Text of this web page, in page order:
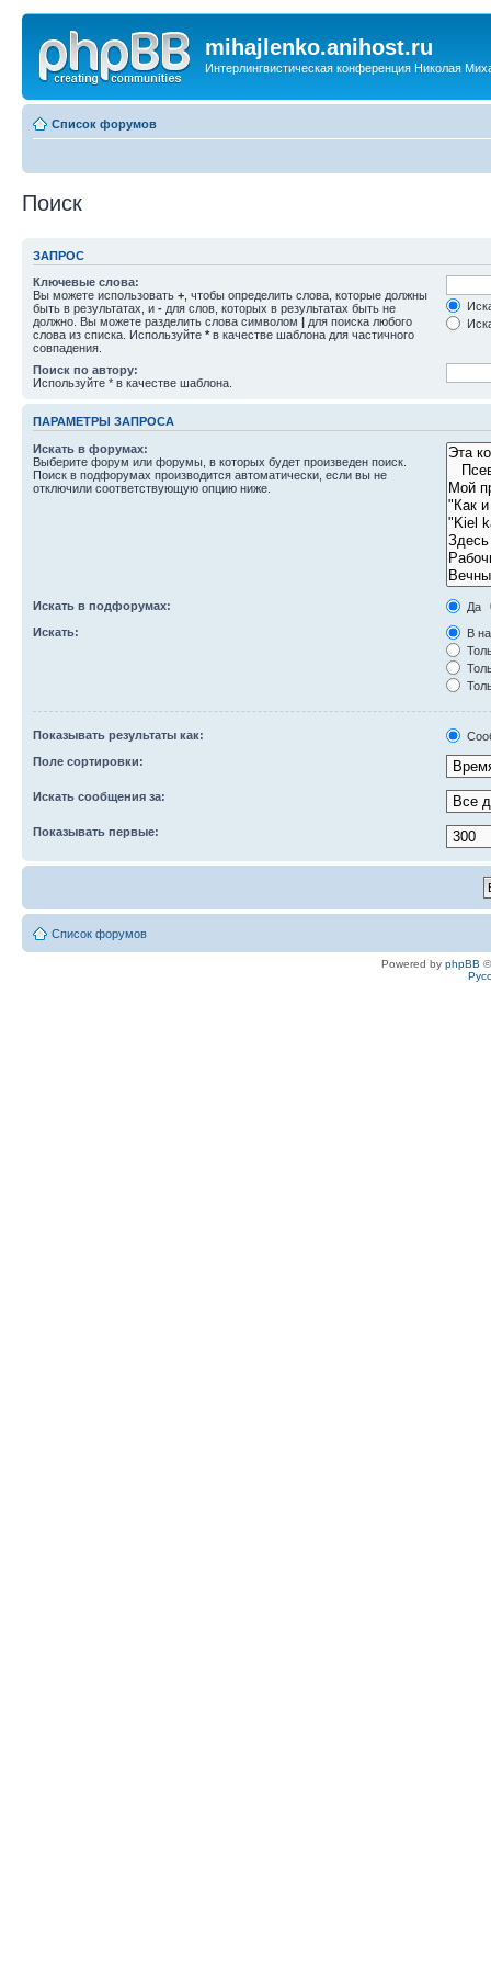
mihajlenko.anihost.ru
Интерлингвистическая конференция Николая
Список форумов
Поиск
ЗАПРОС
Ключевые слова:
Вы можете использовать + , чтобы определить слова, которые должны
быть в результатах, и - для слов, которых в результатах быть не
должно. Вы можете разделить слова символом | для поиска любого
слова из списка. Используйте * в качестве шаблона для частичного
совпадения.
Поиск по автору:
Используйте * в качестве шаблона.
ПАРАМЕТРЫ ЗАПРОСА
Искать в форумах:
Выберите форум или форумы, в которых будет произведен поиск.
Поиск в подфорумах производится автоматически, если вы не
отключили соответствующую опцию ниже.
Искать в подфорумах:
Да
Искать:
В
Показывать результаты как:
Поле сортировки:
Искать сообщения за:
Показывать первые:
Список форумов
Powered by phpBB